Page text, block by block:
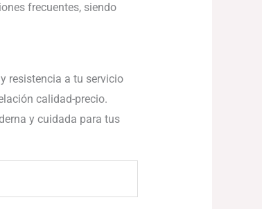
frecuentes, siendo
resistencia a tu servicio
calidad-precio.
y cuidada para tus